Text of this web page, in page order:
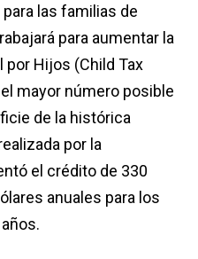
las familias de
para aumentar la
Hijos (Child Tax
mayor número posible
de la histórica
por la
el crédito de 330
anuales para los